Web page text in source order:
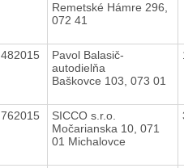
Remetské Hámre 296,
072 41
482015
Pavol Balasič-
autodielňa
Baškovce 103, 073 01
762015
SICCO s.r.o.
Močarianska 10, 071
01 Michalovce